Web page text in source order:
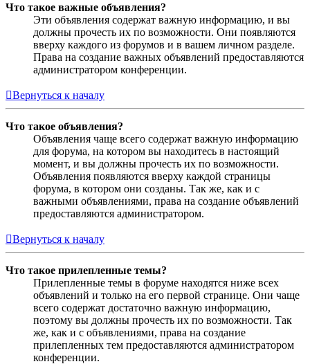
Что такое важные объявления?
Эти объявления содержат важную информацию, и вы
должны прочесть их по возможности. Они появляются
вверху каждого из форумов и в вашем личном разделе.
Права на создание важных объявлений предоставляются
администратором конференции.
Вернуться к началу
Что такое объявления?
Объявления чаще всего содержат важную информацию
для форума, на котором вы находитесь в настоящий
момент, и вы должны прочесть их по возможности.
Объявления появляются вверху каждой страницы
форума, в котором они созданы. Так же, как и с
важными объявлениями, права на создание объявлений
предоставляются администратором.
Вернуться к началу
Что такое прилепленные темы?
Прилепленные темы в форуме находятся ниже всех
объявлений и только на его первой странице. Они чаще
всего содержат достаточно важную информацию,
поэтому вы должны прочесть их по возможности. Так
же, как и с объявлениями, права на создание
прилепленных тем предоставляются администратором
конференции.